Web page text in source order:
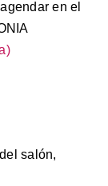
en el
salón,